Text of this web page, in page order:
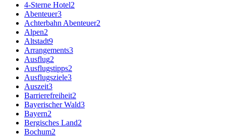
4-Sterne Hotel2
Abenteuer3
Achterbahn Abenteuer2
Alpen2
Altstadt9
Arrangements3
Ausflug2
Ausflugstipps2
Ausflugsziele3
Auszeit3
Barrierefreiheit2
Bayerischer Wald3
Bayern2
Bergisches Land2
Bochum2